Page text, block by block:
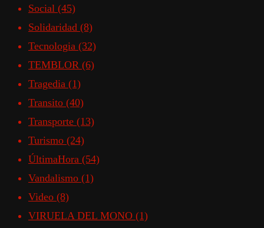
Social (45)
Solidaridad (8)
Tecnologia (32)
TEMBLOR (6)
Tragedia (1)
Transito (40)
Transporte (13)
Turismo (24)
ÚltimaHora (54)
Vandalismo (1)
Video (8)
VIRUELA DEL MONO (1)